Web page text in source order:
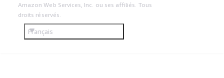
Amazon Web Services, Inc. ou ses affiliés. Tous
droits réservés.
Français